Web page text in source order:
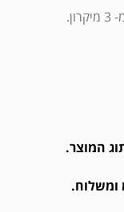
המוצר.
ומשלוח.